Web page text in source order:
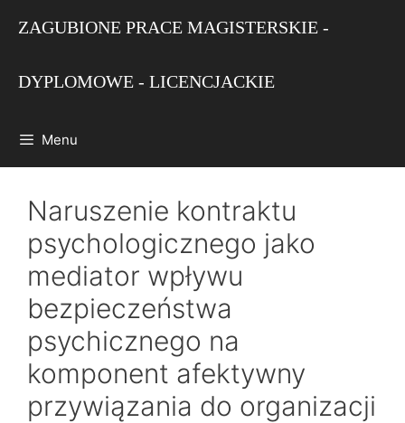
ZAGUBIONE PRACE MAGISTERSKIE -
DYPLOMOWE - LICENCJACKIE
Menu
Naruszenie kontraktu
psychologicznego jako
mediator wpływu
bezpieczeństwa
psychicznego na
komponent afektywny
przywiązania do organizacji